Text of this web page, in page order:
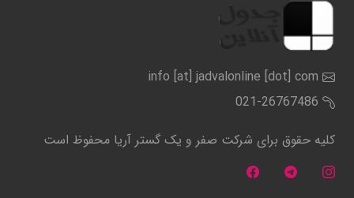
info [at] jadvalonline [dot] com
021-26767486
کلیه حقوق برای شرکت صفر و یک گستر آریا محفوظ است